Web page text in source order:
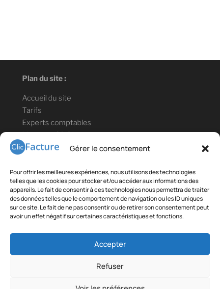
Gérer le consentement
Pour offrir les meilleures expériences, nous utilisons des technologies
telles que les cookies pour stocker et/ou accéder aux informations des
appareils. Le fait de consentir à ces technologies nous permettra de traiter
des données telles que le comportement de navigation ou les ID uniques
sur ce site. Le fait de ne pas consentir ou de retirer son consentement peut
avoir un effet négatif sur certaines caractéristiques et fonctions.
Accepter
Refuser
Plan du site :
Accueil du site
Tarifs
Experts comptables
Lien vers ClicBlog
Informations légales :
Confidentialité des données
Conditions générales de vente et d'utilisation
Contact téléphonique : +33(0)9 78 80 18 35
Solution de gestion de CFA